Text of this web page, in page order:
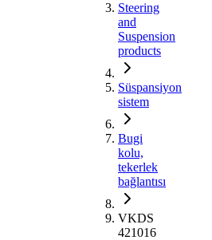
Steering
and
Suspension
products
Süspansiyon
sistem
Bugi
kolu,
tekerlek
bağlantısı
VKDS
421016